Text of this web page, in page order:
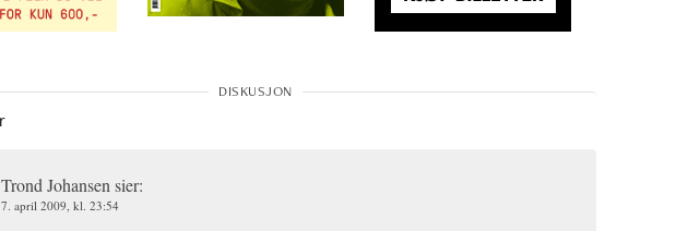
Trond Johansen sier:
7. april 2009, kl. 23:54